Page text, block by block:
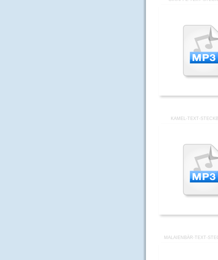
KAMEL-TEXT-
MALAIENBÄR-TEXT-